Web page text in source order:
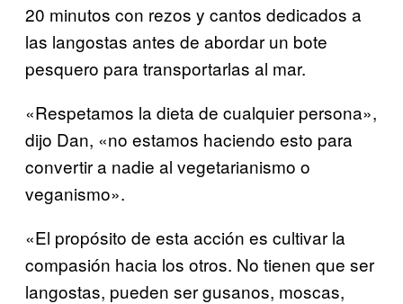
20 minutos con rezos y cantos dedicados a
las langostas antes de abordar un bote
pesquero para transportarlas al mar.
«Respetamos la dieta de cualquier persona»,
dijo Dan, «no estamos haciendo esto para
convertir a nadie al vegetarianismo o
veganismo».
«El propósito de esta acción es cultivar la
compasión hacia los otros. No tienen que ser
langostas, pueden ser gusanos, moscas,